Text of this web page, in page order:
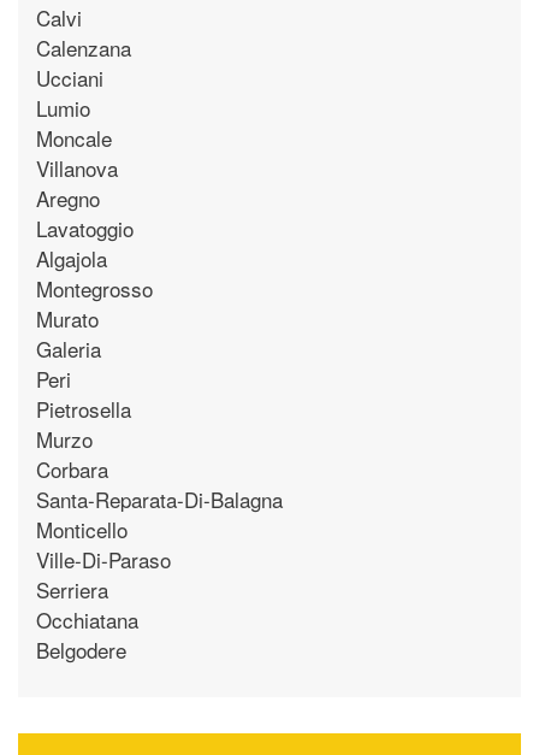
Calvi
Calenzana
Ucciani
Lumio
Moncale
Villanova
Aregno
Lavatoggio
Algajola
Montegrosso
Murato
Galeria
Peri
Pietrosella
Murzo
Corbara
Santa-Reparata-Di-Balagna
Monticello
Ville-Di-Paraso
Serriera
Occhiatana
Belgodere